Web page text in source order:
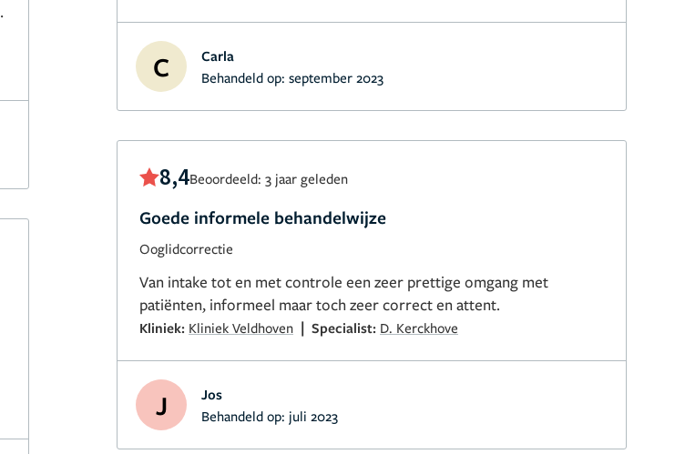
C
Carla
Behandeld op: september 2023
8,4Beoordeeld: 3 jaar geleden
Goede informele behandelwijze
Ooglidcorrectie
Van intake tot en met controle een zeer prettige omgang met
patiënten, informeel maar toch zeer correct en attent.
Kliniek: Kliniek Veldhoven | Specialist: D. Kerckhove
J
Jos
Behandeld op: juli 2023